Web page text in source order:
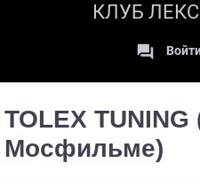
КЛУБ

TOLEX TUNING
Мосфильме)